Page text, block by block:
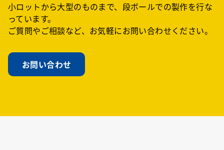
小ロットから大型のものまで、段ボールでの製作を行な
っています。
ご質問やご相談など、お気軽にお問い合わせください。
お問い合わせ